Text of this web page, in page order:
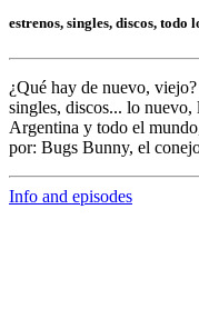
estrenos, singles, discos, todo
¿Qué hay de nuevo, viejo?
singles, discos... lo nuevo,
Argentina y todo el
por: Bugs Bunny, el
Info and episodes